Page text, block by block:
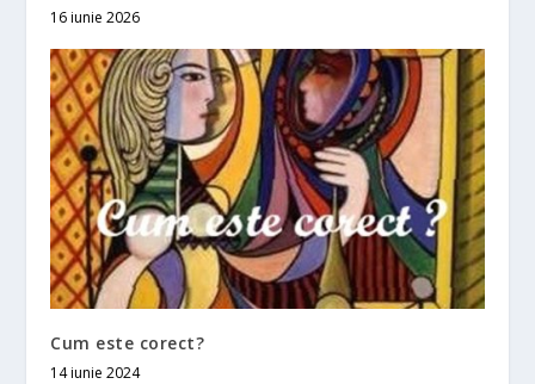
16 iunie 2026
Cum este corect?
14 iunie 2024